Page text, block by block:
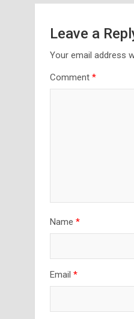
Leave a
Your email address
Comment *
Name *
Email *